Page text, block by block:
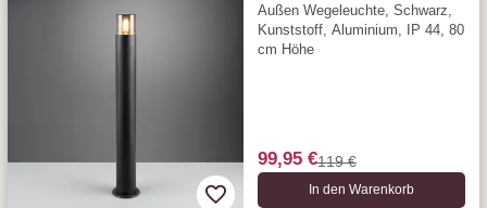
Außen Wegeleuchte, Schwarz,
Kunststoff, Aluminium, IP 44, 80
cm Höhe
99,95 €119 €
In den Warenkorb